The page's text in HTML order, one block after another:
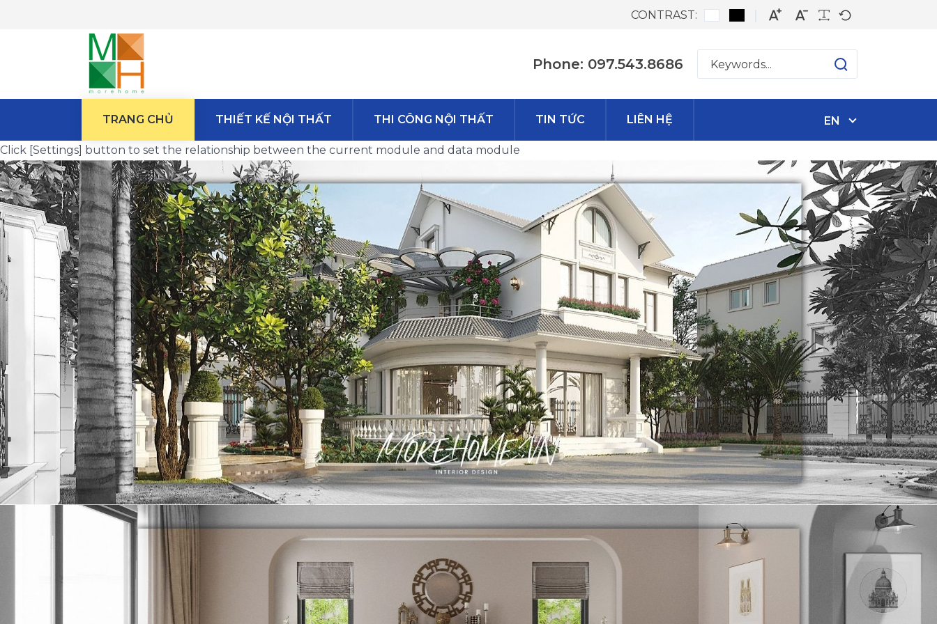
CONTRAST:
Phone: 097.543.8686
TRANG CHỦ THIẾT KẾ NỘI THẤT THI CÔNG NỘI THẤT TIN TỨC LIÊN HỆ EN
Click [Settings] button to set the relationship between the current module and data module